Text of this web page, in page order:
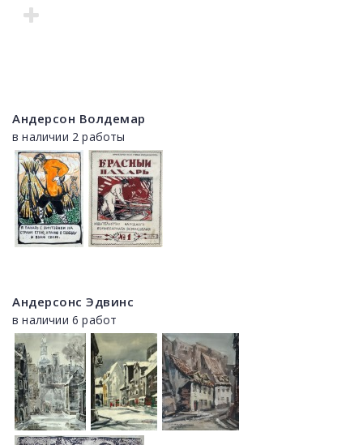
Андерсон Волдемар
в наличии 2 работы
Андерсонс Эдвинс
в наличии 6 работ